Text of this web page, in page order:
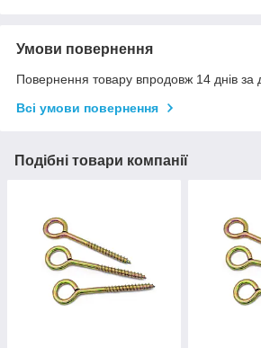
Умови повернення
Повернення товару впродовж 14 днів за
Всі умови повернення
Подібні товари компанії